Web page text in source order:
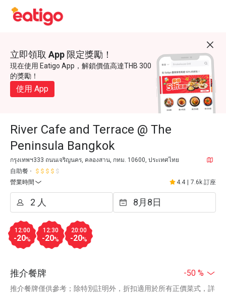
立即領取 App 限定獎勵！
現在使用 Eatigo App，解鎖價值高達THB 300
的獎勵！
使用 App
River Cafe and Terrace @ The
Peninsula Bangkok
กรุงเทพฯ333 ถนนเจริญนคร, คลองสาน, กทม. 10600, ประเทศไทย
自助餐
營業時間
4.4 7.6k 訂座
12:00
-20%
12:30
-20%
20:00
-20%
推介餐牌 -50 %
推介餐牌僅供參考；除特別註明外，折扣適用於所有正價菜式，詳